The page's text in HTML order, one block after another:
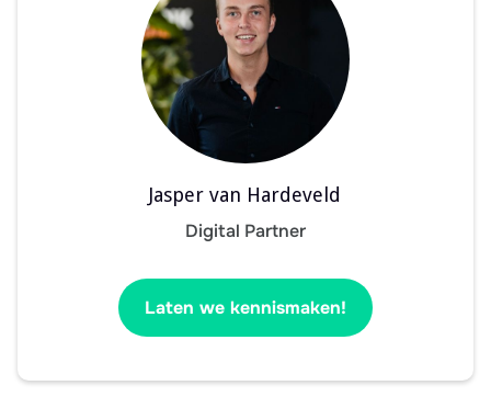
Jasper van Hardeveld
Digital Partner
Laten we kennismaken!